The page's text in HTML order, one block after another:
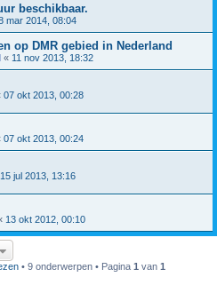
beschikbaar.
mar 2014, 08:04
op DMR gebied in Nederland
« 11 nov 2013, 18:32
07 okt 2013, 00:28
07 okt 2013, 00:24
15 jul 2013, 13:16
13 okt 2012, 00:10
• 9 onderwerpen • Pagina 1 van 1